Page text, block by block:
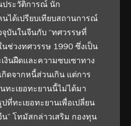
ประวัติการณ์ นัก
นได้เปรียบเทียบสถานการณ์
จุบันในจีนกับ “ทศวรรษที่
ช่วงทศวรรษ 1990 ซึ่งเป็น
งินฝืดและความซบเซาทาง
กิดจากหนี้ส่วนเกิน แต่การ
ทะเยอทะยานนี้ไม่ได้มา
ที่ทะเยอทะยานเพื่อเปลี่ยน
” โทมัสกล่าวเสริม กองทุน